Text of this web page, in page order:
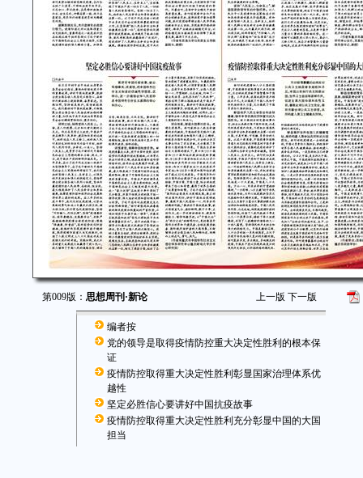
第009版： 思想周刊·新论 上一版 下一版
编者按
党的领导是取得疫情防控重大决定性胜利的根本保
证
疫情防控取得重大决定性胜利彰显国家治理体系优
越性
坚定必胜信心要讲好中国抗疫故事
疫情防控取得重大决定性胜利充分彰显中国的大国
担当